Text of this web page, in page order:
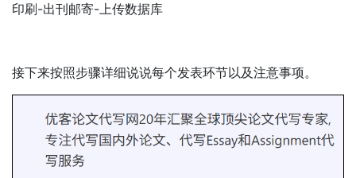
印刷-出刊邮寄-上传数据库
接下来按照步骤详细说说每个发表环节以及注意事项。